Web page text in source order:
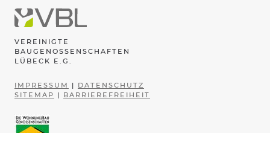
VEREINIGTE
BAUGENOSSENSCHAFTEN
LÜBECK E.G.
IMPRESSUM | DATENSCHUTZ
SITEMAP | BARRIEREFREIHEIT